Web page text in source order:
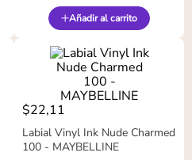
Añadir al carrito
$22,11
Labial Vinyl Ink Nude Charmed
100 - MAYBELLINE